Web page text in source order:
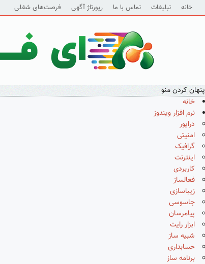
خانه تبلیغات تماس با ما رپورتاژ آگهی فرصت‌های شغلی
پنهان کردن منو
خانه
نرم افزار ویندوز
درایور
امنیتی
گرافیک
اینترنت
کاربردی
فعالساز
زیباسازی
جاسوسی
پیامرسان
ابزار رایت
شبیه ساز
حسابداری
برنامه ساز